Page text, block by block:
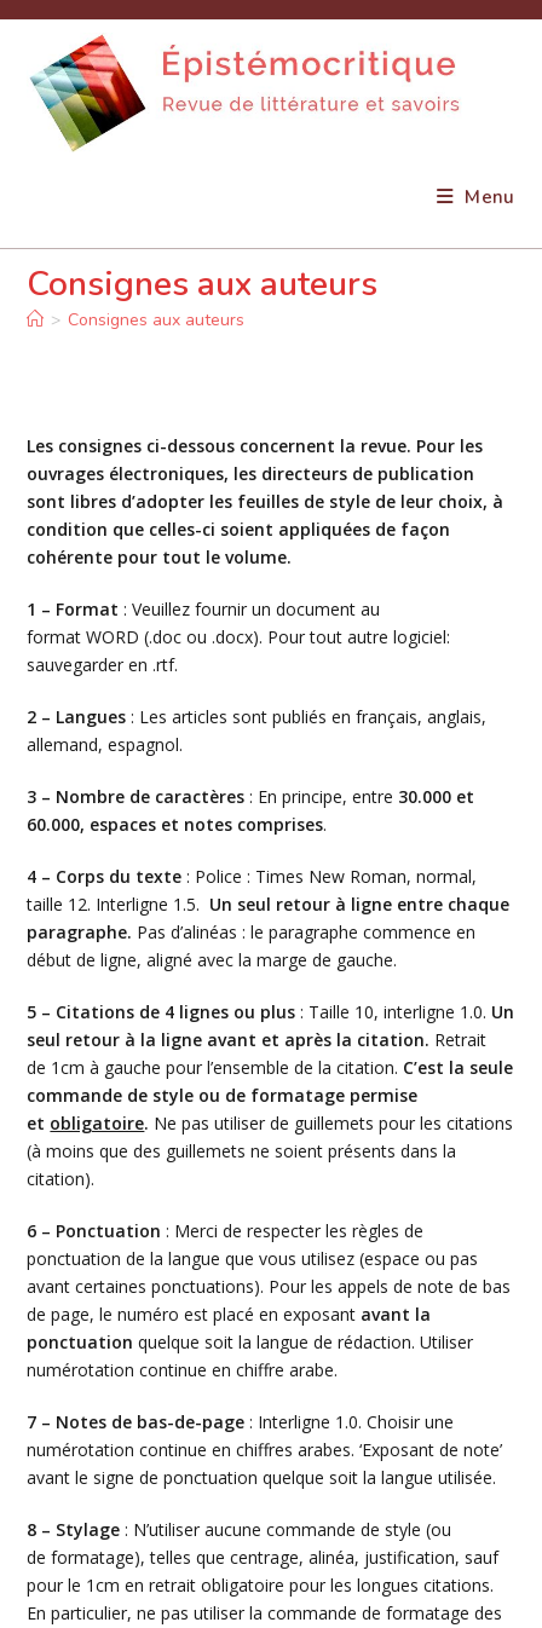
content
Menu
Consignes aux auteurs
> Consignes aux auteurs
Les consignes ci-dessous concernent la revue. Pour les
ouvrages électroniques, les directeurs de publication
sont libres d’adopter les feuilles de style de leur choix, à
condition que celles-ci soient appliquées de façon
cohérente pour tout le volume.
1 – Format : Veuillez fournir un document au
format WORD (.doc ou .docx). Pour tout autre logiciel:
sauvegarder en .rtf.
2 – Langues : Les articles sont publiés en français, anglais,
allemand, espagnol.
3 – Nombre de caractères : En principe, entre 30.000 et
60.000, espaces et notes comprises.
4 – Corps du texte : Police : Times New Roman, normal,
taille 12. Interligne 1.5. Un seul retour à ligne entre chaque
paragraphe. Pas d’alinéas : le paragraphe commence en
début de ligne, aligné avec la marge de gauche.
5 – Citations de 4 lignes ou plus : Taille 10, interligne 1.0. Un
seul retour à la ligne avant et après la citation. Retrait
de 1cm à gauche pour l’ensemble de la citation. C’est la seule
commande de style ou de formatage permise
et obligatoire. Ne pas utiliser de guillemets pour les citations
(à moins que des guillemets ne soient présents dans la
citation).
6 – Ponctuation : Merci de respecter les règles de
ponctuation de la langue que vous utilisez (espace ou pas
avant certaines ponctuations). Pour les appels de note de bas
de page, le numéro est placé en exposant avant la
ponctuation quelque soit la langue de rédaction. Utiliser
numérotation continue en chiffre arabe.
7 – Notes de bas-de-page : Interligne 1.0. Choisir une
numérotation continue en chiffres arabes. ‘Exposant de note’
avant le signe de ponctuation quelque soit la langue utilisée.
8 – Stylage : N’utiliser aucune commande de style (ou
de formatage), telles que centrage, alinéa, justification, sauf
pour le 1cm en retrait obligatoire pour les longues citations.
En particulier, ne pas utiliser la commande de formatage des